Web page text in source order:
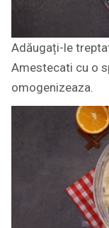
Adăugați-le
Amestecati cu o
omogenizeaza.